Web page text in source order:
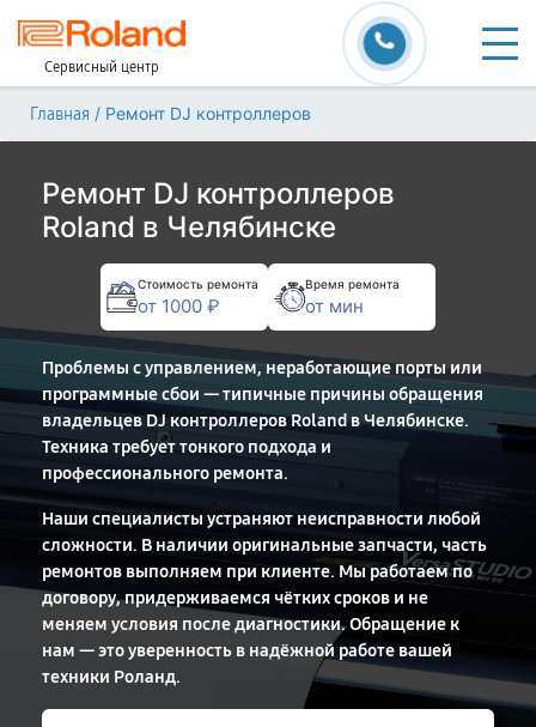
Сервисный центр
Главная / Ремонт DJ контроллеров
Ремонт DJ контроллеров
Roland в Челябинске
Стоимость ремонта
от 1000 ₽
Время ремонта
от мин
Проблемы с управлением, неработающие порты или
программные сбои — типичные причины обращения
владельцев DJ контроллеров Roland в Челябинске.
Техника требует тонкого подхода и
профессионального ремонта.
Наши специалисты устраняют неисправности любой
сложности. В наличии оригинальные запчасти, часть
ремонтов выполняем при клиенте. Мы работаем по
договору, придерживаемся чётких сроков и не
меняем условия после диагностики. Обращение к
нам — это уверенность в надёжной работе вашей
техники Роланд.